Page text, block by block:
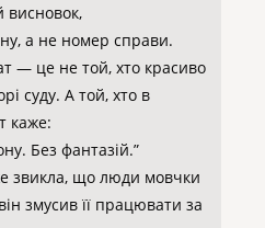
а не номер справи.
— це не той, хто красиво
суду. А той, хто в
каже:
Без фантазій.”
звикла, що люди мовчки
змусив її працювати за